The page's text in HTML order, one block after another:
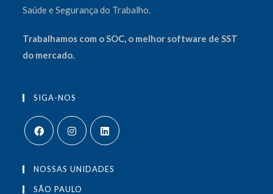
Saúde e Segurança do Trabalho.
Trabalhamos com oSOC, o melhor software de SST
do mercado.
SIGA-NOS
NOSSAS UNIDADES
SÃO PAULO